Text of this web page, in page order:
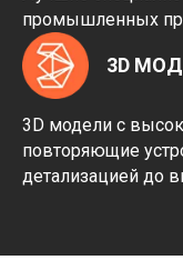
промышленных
3D
3D модели с
повторяющие
детализацией до